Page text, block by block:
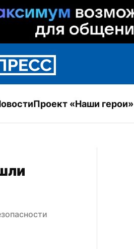
Проект «Наши герои»